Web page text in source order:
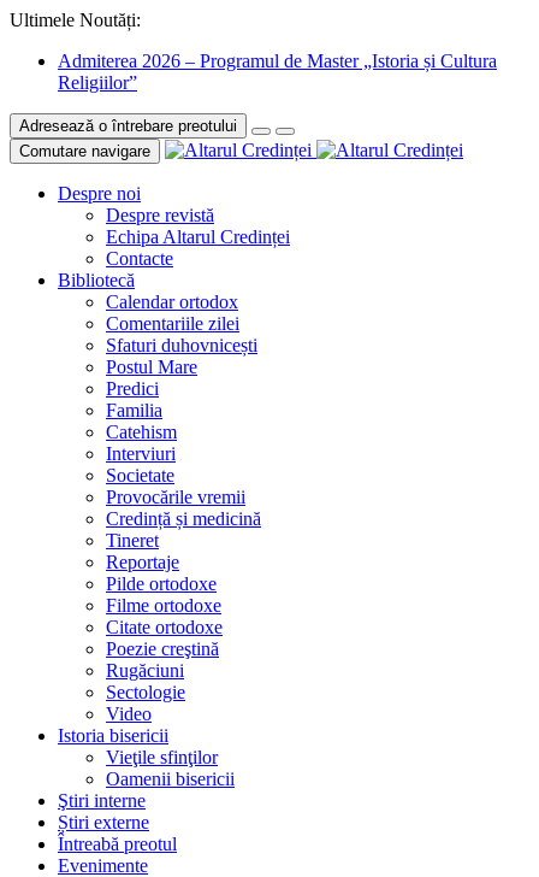
Ultimele Noutăți:
Admiterea 2026 – Programul de Master „Istoria și Cultura
Religiilor”
Adresează o întrebare preotului
Comutare navigare
Despre noi
Despre revistă
Echipa Altarul Credinței
Contacte
Bibliotecă
Calendar ortodox
Comentariile zilei
Sfaturi duhovnicești
Postul Mare
Predici
Familia
Catehism
Interviuri
Societate
Provocările vremii
Credință și medicină
Tineret
Reportaje
Pilde ortodoxe
Filme ortodoxe
Citate ortodoxe
Poezie creştină
Rugăciuni
Sectologie
Video
Istoria bisericii
Vieţile sfinţilor
Oamenii bisericii
Ştiri interne
Știri externe
Întreabă preotul
Evenimente